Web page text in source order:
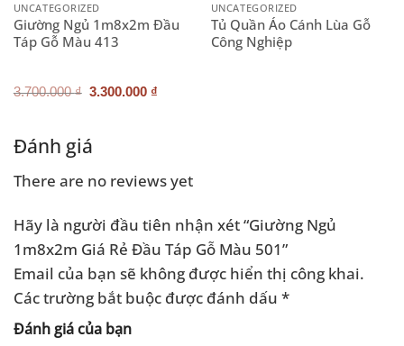
UNCATEGORIZED
Giường Ngủ 1m8x2m Đầu
Táp Gỗ Màu 413
3.700.000₫ Giá
3.300.000 ₫
UNCATEGORIZED
Tủ Quần Áo Cánh Lùa Gỗ
Công Nghiệp
₫.
Đánh giá
There are no reviews yet
Hãy là người đầu tiên nhận xét “Giường Ngủ
1m8x2m Giá Rẻ Đầu Táp Gỗ Màu 501”
Email của bạn sẽ không được hiển thị công khai.
Các trường bắt buộc được đánh dấu *
Đánh giá của bạn